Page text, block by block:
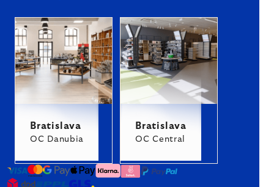
Bratislava
OC Danubia
Bratislava
OC Central